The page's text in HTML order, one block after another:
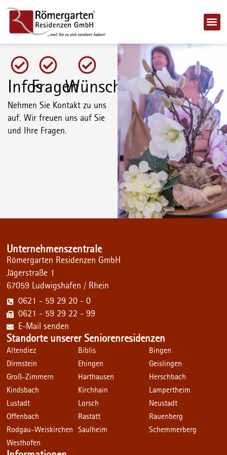
InfosFragenWünsche
Nehmen Sie Kontakt zu uns
auf. Wir freuen uns auf Sie
und Ihre Fragen.
Unternehmenszentrale
Römergarten Residenzen GmbH
Jägerstraße 1
67059 Ludwigshafen / Rhein
0621 - 59 29 20 - 0
0621 - 59 29 22 - 99
E-Mail senden
Standorte unserer Seniorenresidenzen
Altendiez Biblis
Bingen
Dirmstein
Ehingen
Geislingen
Groß-Zimmern
Harthausen
Herschbach
Kindsbach
Kirchhain
Lampertheim
Lustadt
Lorsch
Neustadt
Offenbach
Rastatt
Rauenberg
Rodgau-Weiskirchen
Saulheim
Schemmerberg
Westhofen